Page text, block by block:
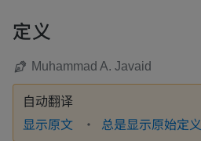
定义
Muhammad A. Javaid
自动翻译
显示原文 总是显示原始定义